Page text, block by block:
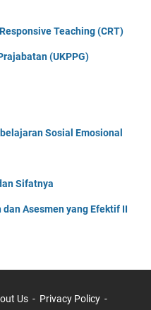
Teaching (CRT)
(UKPPG)
Sosial Emosional
Sifatnya
Asesmen yang Efektif II
Us Privacy Policy